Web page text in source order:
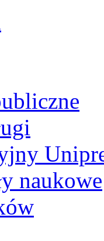
naukowe